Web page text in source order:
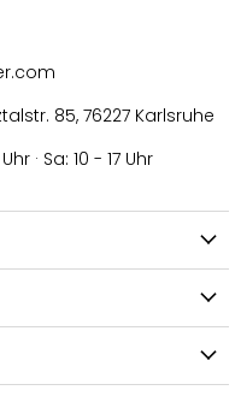
85, 76227 Karlsruhe
· Sa: 10 - 17 Uhr